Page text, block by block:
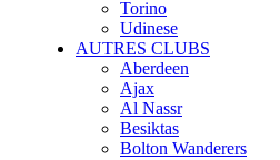
Torino
Udinese
AUTRES CLUBS
Aberdeen
Ajax
Al Nassr
Besiktas
Bolton Wanderers